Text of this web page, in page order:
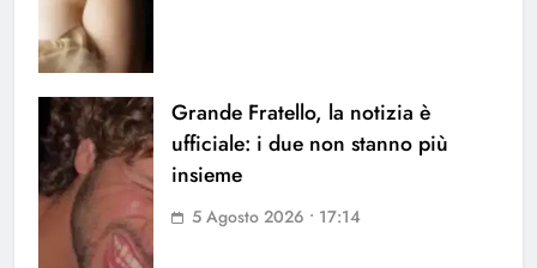
Grande Fratello, la notizia è
ufficiale: i due non stanno più
insieme
5 Agosto 2026 • 17:14